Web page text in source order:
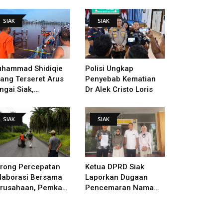
Makam Sultan
Pendiri
SIAK
Shidiqie
Terseret Arus
Siak,
SIAK
Polisi Ungkap
Penyebab Kematian
Dr Alek Cristo Loris
SIAK
Percepatan
Bersama
Pemkab
SIAK
Ketua DPRD Siak
Laporkan Dugaan
Pencemaran Nama